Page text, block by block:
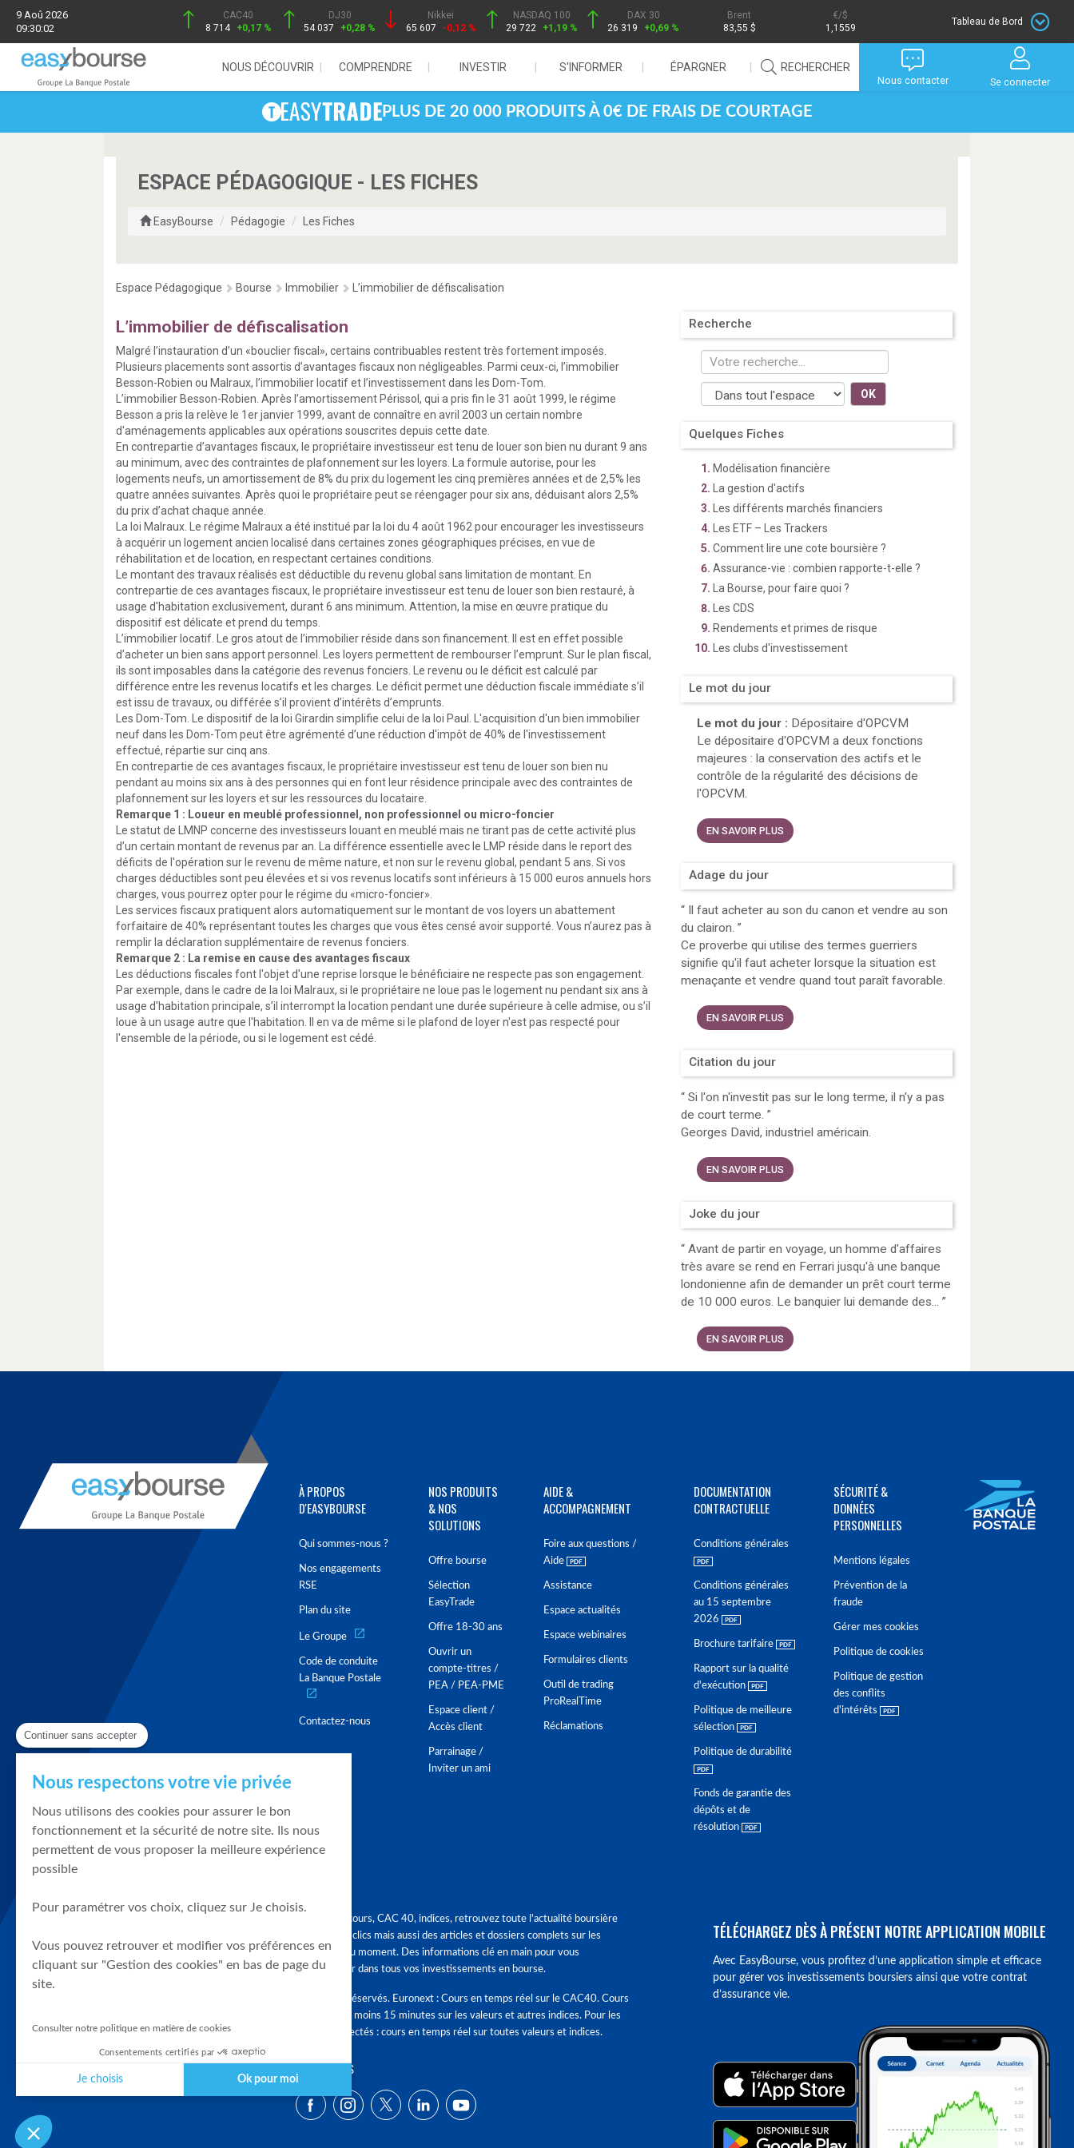
9 Aoû 2026
09:30:02
CAC40
8 714 +0,17 %
DJ30
54 037
+0,28 %
Nikkei
65 607
-0,12 %
NASDAQ 100
29 722
+1,19 %
DAX 30
26 319
+0,69 %
Brent
83,55 $
/$
1,1559
Tableau de Bord
NOUS DÉCOUVRIR COMPRENDRE INVESTIR S'INFORMER ÉPARGNER RECHERCHER
Nous contacter Se connecter
PLUS DE 20 000 PRODUITS À 0€ DE FRAIS DE COURTAGE
ESPACE PÉDAGOGIQUE - LES FICHES
EasyBourse Pédagogie Les Fiches
Espace Pédagogique Bourse Immobilier L’immobilier de défiscalisation
L’immobilier de défiscalisation
Malgré l’instauration d’un «bouclier fiscal», certains contribuables restent très fortement imposés.
Plusieurs placements sont assortis d’avantages fiscaux non négligeables. Parmi ceux-ci, l’immobilier
Besson-Robien ou Malraux, l’immobilier locatif et l’investissement dans les Dom-Tom.
L’immobilier Besson-Robien. Après l’amortissement Périssol, qui a pris fin le 31 août 1999, le régime
Besson a pris la relève le 1er janvier 1999, avant de connaître en avril 2003 un certain nombre
d'aménagements applicables aux opérations souscrites depuis cette date.
En contrepartie d’avantages fiscaux, le propriétaire investisseur est tenu de louer son bien nu durant 9 ans
au minimum, avec des contraintes de plafonnement sur les loyers. La formule autorise, pour les
logements neufs, un amortissement de 8% du prix du logement les cinq premières années et de 2,5% les
quatre années suivantes. Après quoi le propriétaire peut se réengager pour six ans, déduisant alors 2,5%
du prix d’achat chaque année.
La loi Malraux. Le régime Malraux a été institué par la loi du 4 août 1962 pour encourager les investisseurs
à acquérir un logement ancien localisé dans certaines zones géographiques précises, en vue de
réhabilitation et de location, en respectant certaines conditions.
Le montant des travaux réalisés est déductible du revenu global sans limitation de montant. En
contrepartie de ces avantages fiscaux, le propriétaire investisseur est tenu de louer son bien restauré, à
usage d'habitation exclusivement, durant 6 ans minimum. Attention, la mise en œuvre pratique du
dispositif est délicate et prend du temps.
L’immobilier locatif. Le gros atout de l’immobilier réside dans son financement. Il est en effet possible
d’acheter un bien sans apport personnel. Les loyers permettent de rembourser l’emprunt. Sur le plan fiscal,
ils sont imposables dans la catégorie des revenus fonciers. Le revenu ou le déficit est calculé par
différence entre les revenus locatifs et les charges. Le déficit permet une déduction fiscale immédiate s’il
est issu de travaux, ou différée s’il provient d’intérêts d’emprunts.
Les Dom-Tom. Le dispositif de la loi Girardin simplifie celui de la loi Paul. L'acquisition d'un bien immobilier
neuf dans les Dom-Tom peut être agrémenté d’une réduction d'impôt de 40% de l'investissement
effectué, répartie sur cinq ans.
En contrepartie de ces avantages fiscaux, le propriétaire investisseur est tenu de louer son bien nu
pendant au moins six ans à des personnes qui en font leur résidence principale avec des contraintes de
plafonnement sur les loyers et sur les ressources du locataire.
Remarque 1 : Loueur en meublé professionnel, non professionnel ou micro-foncier
Le statut de LMNP concerne des investisseurs louant en meublé mais ne tirant pas de cette activité plus
d’un certain montant de revenus par an. La différence essentielle avec le LMP réside dans le report des
déficits de l'opération sur le revenu de même nature, et non sur le revenu global, pendant 5 ans. Si vos
charges déductibles sont peu élevées et si vos revenus locatifs sont inférieurs à 15 000 euros annuels hors
charges, vous pourrez opter pour le régime du «micro-foncier».
Les services fiscaux pratiquent alors automatiquement sur le montant de vos loyers un abattement
forfaitaire de 40% représentant toutes les charges que vous êtes censé avoir supporté. Vous n’aurez pas à
remplir la déclaration supplémentaire de revenus fonciers.
Remarque 2 : La remise en cause des avantages fiscaux
Les déductions fiscales font l'objet d'une reprise lorsque le bénéficiaire ne respecte pas son engagement.
Par exemple, dans le cadre de la loi Malraux, si le propriétaire ne loue pas le logement nu pendant six ans à
usage d'habitation principale, s’il interrompt la location pendant une durée supérieure à celle admise, ou s’il
loue à un usage autre que l'habitation. Il en va de même si le plafond de loyer n'est pas respecté pour
l'ensemble de la période, ou si le logement est cédé.
Recherche
OK
Quelques Fiches
Modélisation financière
La gestion d'actifs
Les différents marchés financiers
Les ETF – Les Trackers
Comment lire une cote boursière ?
Assurance-vie : combien rapporte-t-elle ?
La Bourse, pour faire quoi ?
Les CDS
Rendements et primes de risque
Les clubs d'investissement
Le mot du jour
Le mot du jour : Dépositaire d'OPCVM
Le dépositaire d'OPCVM a deux fonctions
majeures : la conservation des actifs et le
contrôle de la régularité des décisions de
l'OPCVM.
EN SAVOIR PLUS
Adage du jour
“ Il faut acheter au son du canon et vendre au son
du clairon.”
Ce proverbe qui utilise des termes guerriers
signifie qu'il faut acheter lorsque la situation est
menaçante et vendre quand tout paraît favorable.
EN SAVOIR PLUS
Citation du jour
“ Si l'on n'investit pas sur le long terme, il n'y a pas
de court terme.”
Georges David, industriel américain.
EN SAVOIR PLUS
Joke du jour
“ Avant de partir en voyage, un homme d'affaires
très avare se rend en Ferrari jusqu'à une banque
londonienne afin de demander un prêt court terme
de 10 000 euros. Le banquier lui demande des...”
EN SAVOIR PLUS
À PROPOS
D'EASYBOURSE
Qui sommes-nous ?
Nos engagements
RSE
Plan du site
Le Groupe
Code de conduite
La Banque Postale
Contactez-nous
NOS PRODUITS
& NOS
SOLUTIONS
Offre bourse
Sélection
EasyTrade
Offre 18-30 ans
Ouvrir un
compte-titres /
PEA / PEA-PME
Espace client /
Accès client
Parrainage /
Inviter un ami
AIDE &
ACCOMPAGNEMENT
Foire aux questions /
Aide
Assistance
Espace actualités
Espace webinaires
Formulaires clients
Outil de trading
ProRealTime
Réclamations
DOCUMENTATION
CONTRACTUELLE
Conditions générales
Conditions générales
au 15 septembre
2026
Brochure tarifaire
Rapport sur la qualité
d'exécution
Politique de meilleure
sélection
Politique de durabilité
Fonds de garantie des
dépôts et de
résolution
SÉCURITÉ &
DONNÉES
PERSONNELLES
Mentions légales
Prévention de la
fraude
Gérer mes cookies
Politique de cookies
Politique de gestion
des conflits
d'intérêts
Graphique, cours, CAC 40, indices, retrouvez toute l'actualité boursière
en quelques clics mais aussi des articles et dossiers complets sur les
tendances du moment. Des informations clé en main pour vous
accompagner dans tous vos investissements en bourse.
Tous droits réservés. Euronext : Cours en temps réel sur le CAC40. Cours
différés d'au moins 15 minutes sur les valeurs et autres indices. Pour les
clients connectés : cours en temps réel sur toutes valeurs et indices.
SUIVEZ-NOUS
TÉLÉCHARGEZ DÈS À PRÉSENT NOTRE APPLICATION MOBILE
Avec EasyBourse, vous profitez d’une application simple et efficace
pour gérer vos investissements boursiers ainsi que votre contrat
d’assurance vie.
Continuer sans accepter
Nous respectons votre vie privée
Nous utilisons des cookies pour assurer le bon
fonctionnement et la sécurité de notre site. Ils nous
permettent de vous proposer la meilleure expérience
possible
Pour paramétrer vos choix, cliquez sur Je choisis.
Vous pouvez retrouver et modifier vos préférences en
cliquant sur "Gestion des cookies" en bas de page du
site.
Consulter notre politique en matière de cookies
Consentements certifiés par
Je choisis Ok pour moi
Plateforme de Gestion du Consentement : Personnalisez vos Options
Notre plateforme vous permet d'adapter et de gérer vos paramètres de confidentialité, en garantissant la conformité avec les réglementations. Personnalisez vos préférences pour contrôler la manière dont